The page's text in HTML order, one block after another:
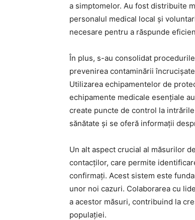
a simptomelor. Au fost distribuite
personalul medical local și
necesare pentru a răspunde
În plus, s-au consolidat
prevenirea contaminării
Utilizarea echipamentelor de
echipamente medicale esențiale
create puncte de control la
sănătate și se oferă informații
Un alt aspect crucial al măsurilor
contacților, care permite
confirmați. Acest sistem este
unor noi cazuri. Colaborarea cu
a acestor măsuri, contribuind la
populației.